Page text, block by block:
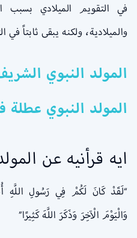
في التقويم الميلادي بسبب
والميلادية، ولكنه يبقى ثابتاً
المولد النبوي عطلة
ايه قرأنيه عن
“لَقَدْ كَانَ لَكُمْ فِي رَسُولِ اللَّهِ
وَالْيَوْمَ الْآخِرَ وَذَكَرَ اللَّهَ كَثِيرًا”